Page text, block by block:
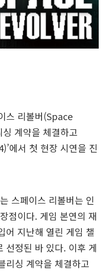
스 리볼버(Space
계약을 체결하고
에서 첫 현장 시연을 진
스페이스 리볼버는 인
점이다. 게임 본연의 재
어 지난해 열린 게임 챌
선정된 바 있다. 이후 게
리싱 계약을 체결하고